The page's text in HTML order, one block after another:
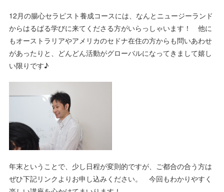
12月の腸心セラピスト養成コースには、なんとニュージーランド
からはるばる学びに来てくださる方がいらっしゃいます！ 他に
もオーストラリアやアメリカのセドナ在住の方からも問いあわせ
があったりと、どんどん活動がグローバルになってきまして嬉し
い限りです♪
年末ということで、少し日程が変則的ですが、ご都合の合う方は
ぜひ下記リンクよりお申し込みください。 今回もわかりやすく